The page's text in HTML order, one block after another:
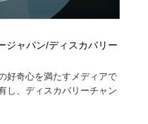
ジャパン/ディスカバリー
好奇心を満たすメディアで
し、ディスカバリーチャン